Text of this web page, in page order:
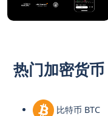
热门加密货币
比特币 BTC